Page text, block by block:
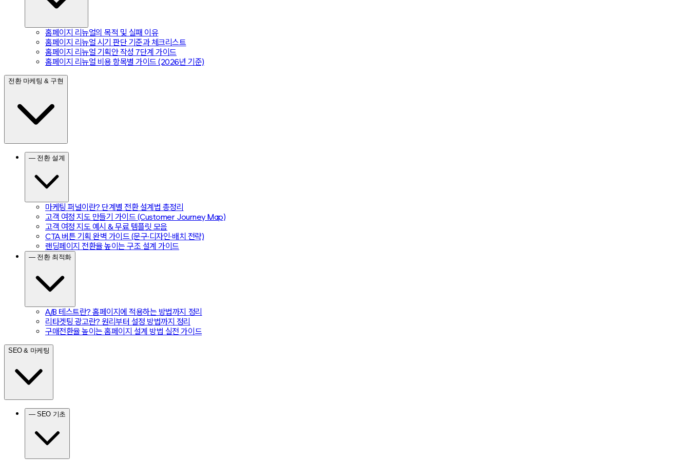
홈페이지 리뉴얼의 목적 및 실패 이유
홈페이지 리뉴얼 시기 판단 기준과 체크리스트
홈페이지 리뉴얼 기획안 작성 7단계 가이드
홈페이지 리뉴얼 비용 항목별 가이드 (2026년 기준)
전환 마케팅 & 구현
— 전환 설계
마케팅 퍼널이란? 단계별 전환 설계법 총정리
고객 여정 지도 만들기 가이드 (Customer Journey Map)
고객 여정 지도 예시 & 무료 템플릿 모음
CTA 버튼 기획 완벽 가이드 (문구·디자인·배치 전략)
랜딩페이지 전환율 높이는 구조 설계 가이드
— 전환 최적화
A/B 테스트란? 홈페이지에 적용하는 방법까지 정리
리타겟팅 광고란? 원리부터 설정 방법까지 정리
구매전환율 높이는 홈페이지 설계 방법 실전 가이드
SEO & 마케팅
— SEO 기초